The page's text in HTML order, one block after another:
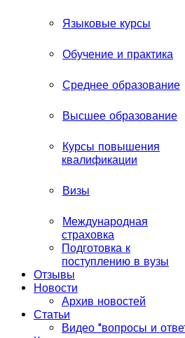
Языковые курсы
Обучение и практика
Среднее образование
Высшее образование
Курсы повышения
квалификации
Визы
Международная
страховка
Подготовка к
поступлению в вузы
Отзывы
Новости
Архив новостей
Статьи
Видео "вопросы и